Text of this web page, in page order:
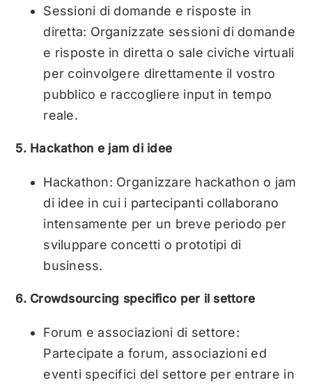
Sessioni di domande e risposte in
diretta: Organizzate sessioni di domande
e risposte in diretta o sale civiche virtuali
per coinvolgere direttamente il vostro
pubblico e raccogliere input in tempo
reale.
5. Hackathon e jam di idee
Hackathon: Organizzare hackathon o jam
di idee in cui i partecipanti collaborano
intensamente per un breve periodo per
sviluppare concetti o prototipi di
business.
6. Crowdsourcing specifico per il settore
Forum e associazioni di settore:
Partecipate a forum, associazioni ed
eventi specifici del settore per entrare in